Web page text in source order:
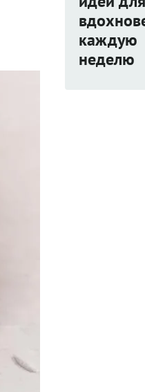
каждую
неделю